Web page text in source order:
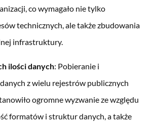
co wymagało nie tylko
technicznych, ale także zbudowania
infrastruktury.
ilości danych: Pobieranie i
z wielu rejestrów publicznych
ogromne wyzwanie ze względu
formatów i struktur danych, a także